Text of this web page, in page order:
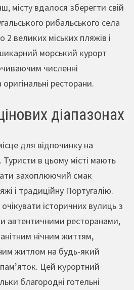
місту вдалося зберегти свій
рибальського села
великих міських пляжів і
морський курорт
численні
ресторани.
діапазонах
для відпочинку на
Туристи в цьому місті мають
захоплюючий смак
і традиційну Португалію.
історичних вулиць з
автентичними ресторанами,
нічним життям,
житлом на будь-який
Цей курортний
благородні готельні